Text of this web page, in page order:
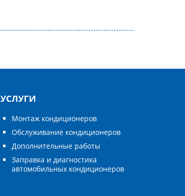
УСЛУГИ
Монтаж кондиционеров
Обслуживание кондиционеров
Дополнительные работы
Заправка и диагностика
автомобильных кондиционеров